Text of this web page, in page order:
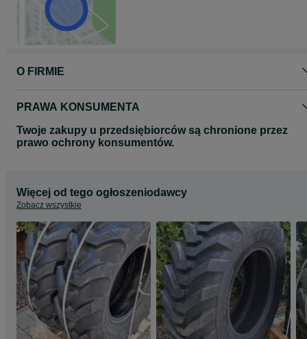
O FIRMIE
PRAWA KONSUMENTA
Twoje zakupy u przedsiębiorców są chronione przez
prawo ochrony konsumentów.
Więcej od tego ogłoszeniodawcy
Zobacz wszystkie